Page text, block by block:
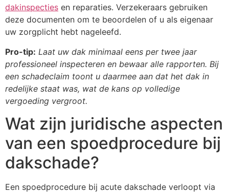
dakinspecties en reparaties. Verzekeraars gebruiken
deze documenten om te beoordelen of u als eigenaar
uw zorgplicht hebt nageleefd.
Pro-tip: Laat uw dak minimaal eens per twee jaar
professioneel inspecteren en bewaar alle rapporten. Bij
een schadeclaim toont u daarmee aan dat het dak in
redelijke staat was, wat de kans op volledige
vergoeding vergroot.
Wat zijn juridische aspecten
van een spoedprocedure bij
dakschade?
Een spoedprocedure bij acute dakschade verloopt via